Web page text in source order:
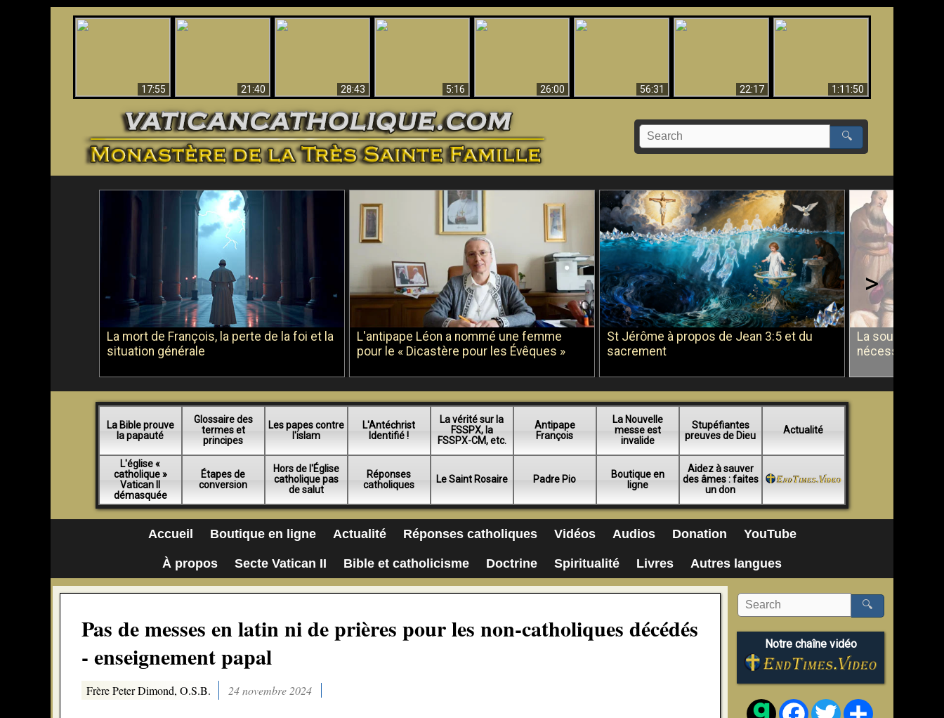
17:55
21:40
28:43
5:16
26:00 56:31 22:17
1:11:50
🔍
La mort de François, la perte de la foi et la
situation générale
L'antipape Léon a nommé une femme
pour le « Dicastère pour les Évêques »
St Jérôme à propos de Jean 3:5 et du
sacrement
La soumission
nécessité du
>
La Bible prouve
la papauté
Glossaire des
termes et
principes
Les papes contre
l'islam
L'Antéchrist
Identifié !
La vérité sur la
FSSPX, la
FSSPX-CM, etc.
Antipape
François
La Nouvelle
messe est
invalide
Stupéfiantes
preuves de Dieu
Actualité
L'église «
catholique »
Vatican II
démasquée
Étapes de
conversion
Hors de l'Église
catholique pas
de salut
Réponses
catholiques
Le Saint Rosaire Padre Pio
Boutique en
ligne
Aidez à sauver
des âmes : faites
un don
Accueil Boutique en ligne Actualité Réponses catholiques Vidéos Audios Donation YouTube
À propos Secte Vatican II Bible et catholicisme Doctrine Spiritualité Livres Autres langues
Pas de messes en latin ni de prières pour les non-catholiques décédés
- enseignement papal
Frère Peter Dimond, O.S.B. 24 novembre 2024
🔍
Notre chaîne vidéo
FacebookTwitter